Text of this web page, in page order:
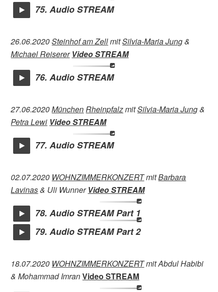
75. Audio STREAM
26.06.2020Steinhof am ZellmitSilvia-Maria Jung&
Michael Reiserer Video STREAM
76. Audio STREAM
27.06.2020MünchenRheinpfalzmitSilvia-Maria Jung&
Petra Lewi Video STREAM
77. Audio STREAM
02.07.2020 WOHNZIMMERKONZERTmitBarbara
Lavinas& Uli Wunner Video STREAM
78. Audio STREAM Part 1
79. Audio STREAM Part 2
18.07.2020 WOHNZIMMERKONZERTmit Abdul Habibi
& Mohammad ImranVideo STREAM